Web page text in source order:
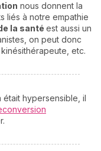
nous donnent la
liés à notre empathie
la santé est aussi un
on peut donc
etc.
était hypersensible, il